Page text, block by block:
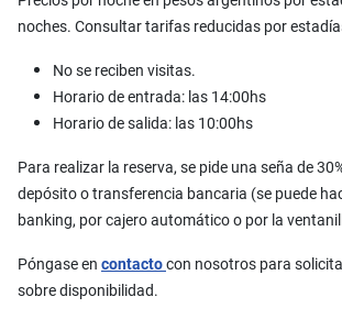
noches. Consultar tarifas reducidas por
No se reciben visitas.
Horario de entrada: las 14:00hs
Horario de salida: las 10:00hs
Para realizar la reserva, se pide una seña de
depósito o transferencia bancaria (se puede
banking, por cajero automático o por la
Póngase en contactocon nosotros para
sobre disponibilidad.